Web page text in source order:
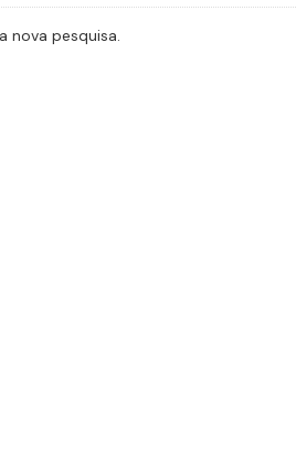
nova pesquisa.